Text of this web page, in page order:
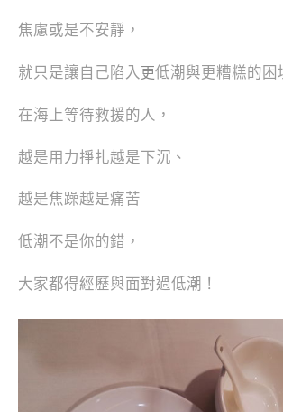
焦慮或是不安靜，
就只是讓自己陷入 更低潮與更糟糕的困
在海上等待救援的人，
越是用力掙扎越是下沉、
越是焦躁越是痛苦
低潮不是你的錯，
大家都得經歷與面對過低潮！